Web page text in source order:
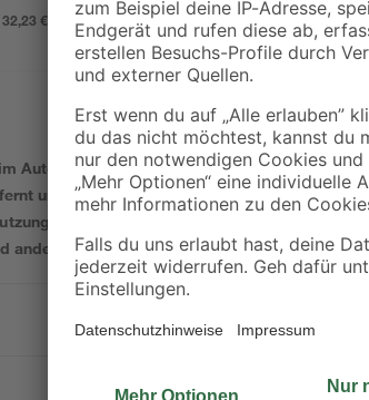
32,23 € / Liter 22,98 € / Liter
Auto und Haushalt
unangenehme Gerüche
an Innenverkleidung, Polstern und
andere störende Gerüche